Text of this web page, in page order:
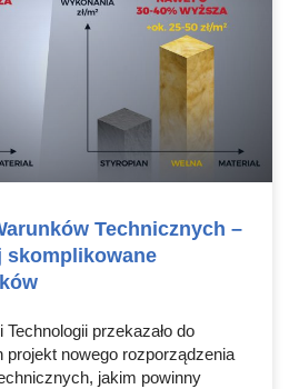
Technicznych –
skomplikowane
przekazało do
projekt nowego rozporządzenia
jakim powinny